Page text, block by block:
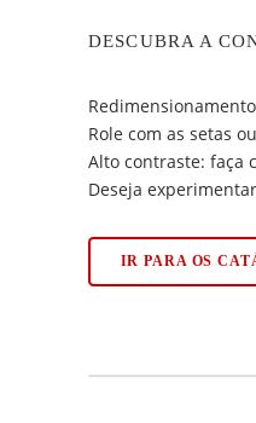
DESCUBRA A
Role com as setas
Alto contraste: faça
Deseja
IR PARA OS